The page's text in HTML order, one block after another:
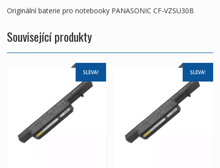
Originální baterie pro notebooky PANASONIC CF-VZSU30B
Související produkty
SLEVA! SLEVA!